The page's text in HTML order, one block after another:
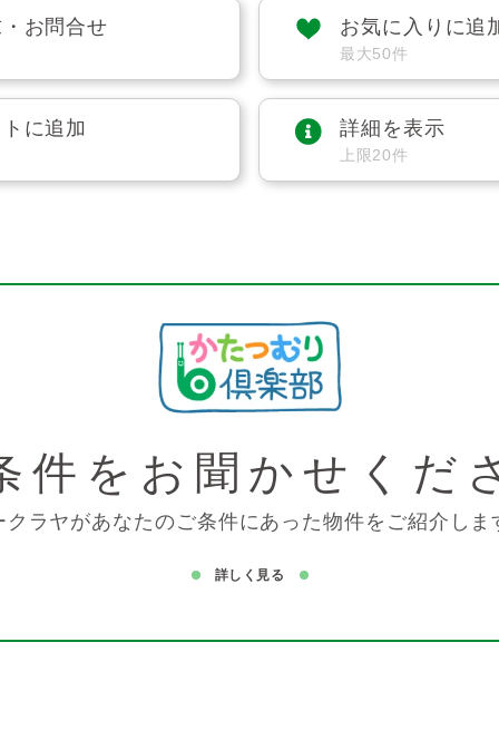
お問合せ お気に入りに追
最大50件
に追加 詳細を表示
上限20件
件を お聞かせくだ
クラヤがあなたのご条件にあった物件をご紹介しま
詳しく見る